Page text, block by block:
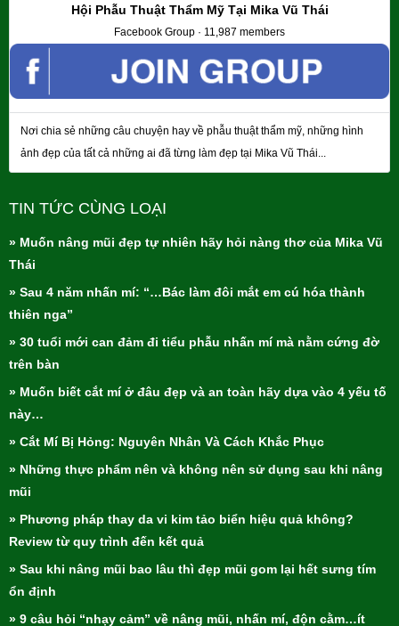
Hội Phẫu Thuật Thẩm Mỹ Tại Mika Vũ Thái
Facebook Group · 11,987 members
Nơi chia sẻ những câu chuyện hay về phẫu thuật thẩm mỹ, những hình
ảnh đẹp của tất cả những ai đã từng làm đẹp tại Mika Vũ Thái...
TIN TỨC CÙNG LOẠI
» Muốn nâng mũi đẹp tự nhiên hãy hỏi nàng thơ của Mika Vũ
Thái
» Sau 4 năm nhấn mí: “…Bác làm đôi mắt em cú hóa thành
thiên nga”
» 30 tuổi mới can đảm đi tiểu phẫu nhấn mí mà nằm cứng đờ
trên bàn
» Muốn biết cắt mí ở đâu đẹp và an toàn hãy dựa vào 4 yếu tố
này…
» Cắt Mí Bị Hỏng: Nguyên Nhân Và Cách Khắc Phục
» Những thực phẩm nên và không nên sử dụng sau khi nâng
mũi
» Phương pháp thay da vi kim tảo biển hiệu quả không?
Review từ quy trình đến kết quả
» Sau khi nâng mũi bao lâu thì đẹp mũi gom lại hết sưng tím
ổn định
» 9 câu hỏi “nhạy cảm” về nâng mũi, nhấn mí, độn cằm…ít